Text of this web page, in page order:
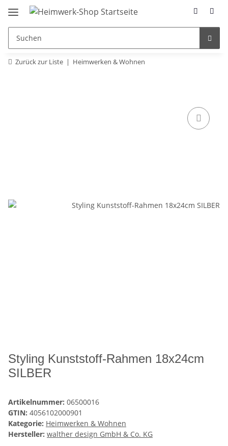
Zurück zur Liste Heimwerken & Wohnen
Styling Kunststoff-Rahmen 18x24cm
SILBER
Artikelnummer: 06500016
GTIN: 4056102000901
Kategorie: Heimwerken & Wohnen
Hersteller: walther design GmbH & Co. KG